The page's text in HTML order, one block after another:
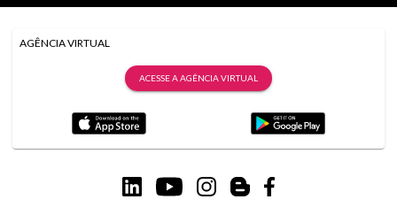
AGÊNCIA VIRTUAL
ACESSE A AGÊNCIA VIRTUAL